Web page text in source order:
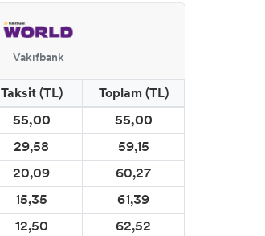
Vakıfbank
Taksit (TL)
Toplam (TL)
55,00
55,00
29,58
59,15
20,09
60,27
15,35
61,39
12,50
62,52